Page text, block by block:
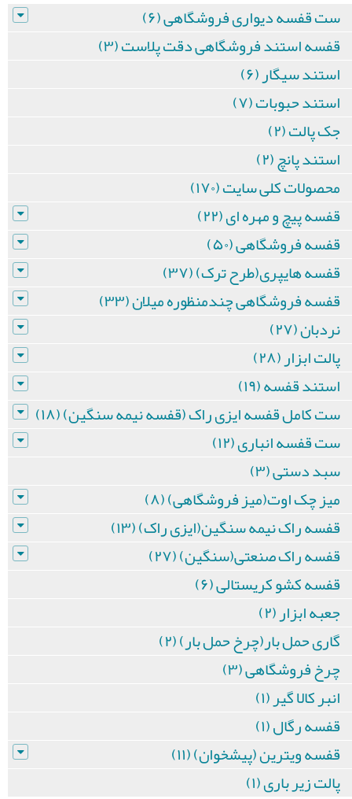
ست قفسه دیواری فروشگاهی (۶)
قفسه استند فروشگاهی دقت پلاست (۳)
استند سیگار (۶)
استند حبوبات (۷)
جک پالت (۲)
استند پانچ (۲)
محصولات کلی سایت (۱۷۰)
قفسه پیچ و مهره ای (۲۲)
قفسه فروشگاهی (۵۰)
قفسه هایپری(طرح ترک) (۳۷)
قفسه فروشگاهی چندمنظوره میلان (۳۳)
نردبان (۲۷)
پالت ابزار (۲۸)
استند قفسه (۱۹)
ست کامل قفسه ایزی راک (قفسه نیمه سنگین) (۱۸)
ست قفسه انباری (۱۲)
سبد دستی (۳)
میز چک اوت(میز فروشگاهی) (۸)
قفسه راک نیمه سنگین(ایزی راک) (۱۳)
قفسه راک صنعتی(سنگین) (۲۷)
قفسه کشو کریستالی (۶)
جعبه ابزار (۲)
گاری حمل بار(چرخ حمل بار) (۲)
چرخ فروشگاهی (۳)
انبر کالا گیر (۱)
قفسه رگال (۱)
قفسه ویترین (پیشخوان) (۱۱)
پالت زیر باری (۱)